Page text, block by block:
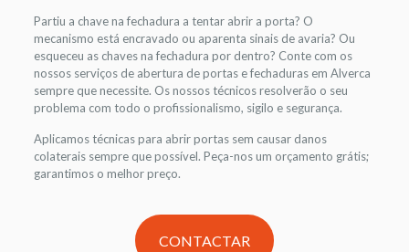
Partiu a chave na fechadura a tentar abrir a porta? O
mecanismo está encravado ou aparenta sinais de avaria? Ou
esqueceu as chaves na fechadura por dentro? Conte com os
nossos serviços de abertura de portas e fechaduras em Alverca
sempre que necessite. Os nossos técnicos resolverão o seu
problema com todo o profissionalismo, sigilo e segurança.
Aplicamos técnicas para abrir portas sem causar danos
colaterais sempre que possível. Peça-nos um orçamento grátis;
garantimos o melhor preço.
CONTACTAR